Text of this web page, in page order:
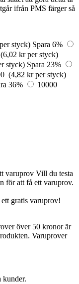
ifrån PMS färger så
styck) Spara 6%
kr per styck)
styck) Spara 23%
(4,82 kr per styck)
36%
10000
varuprov Vill du testa
för att få ett varuprov.
gratis varuprov!
över 50 kronor är
Varuprover
kunder.